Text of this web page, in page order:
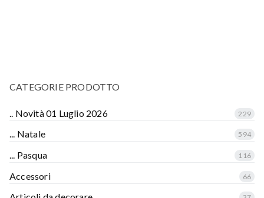
CATEGORIE PRODOTTO
.. Novità 01 Luglio 2026 229
... Natale 594
... Pasqua 116
Accessori 66